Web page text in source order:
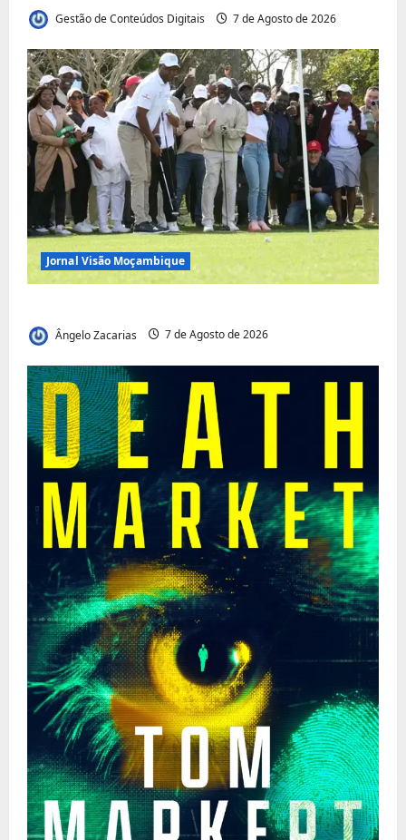
Gestão de Conteúdos Digitais 7 de Agosto de 2026
Jornal Visão Moçambique
Ângelo Zacarias 7 de Agosto de 2026